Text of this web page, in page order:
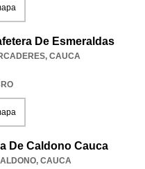
De Esmeraldas
, CAUCA
De Caldono Cauca
, CAUCA